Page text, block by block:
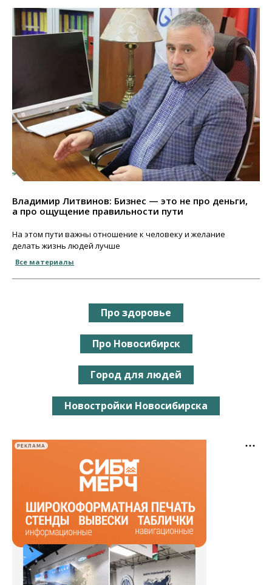
Владимир Литвинов: Бизнес — это не про деньги,
а про ощущение правильности пути
На этом пути важны отношение к человеку и желание
делать жизнь людей лучше
Все материалы
Про здоровье
Про Новосибирск
Город для людей
Новостройки Новосибирска
РЕКЛАМА